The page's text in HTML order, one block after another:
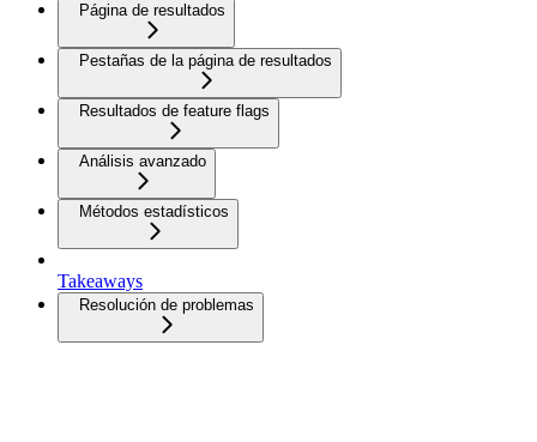
Página de resultados
Pestañas de la página de resultados
Resultados de feature flags
Análisis avanzado
Métodos estadísticos
Takeaways
Resolución de problemas